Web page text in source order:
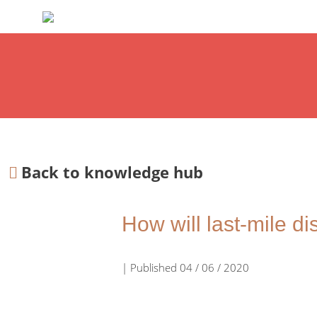
Back to knowledge hub
How will last-mile
| Published 04 / 06 / 2020